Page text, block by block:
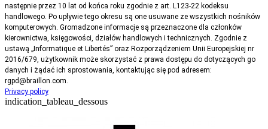
następnie przez 10 lat od końca roku zgodnie z art. L123-22 kodeksu
handlowego. Po upływie tego okresu są one usuwane ze wszystkich nośników
komputerowych. Gromadzone informacje są przeznaczone dla członków
kierownictwa, księgowości, działów handlowych i technicznych. Zgodnie z
ustawą „Informatique et Libertés” oraz Rozporządzeniem Unii Europejskiej nr
2016/679, użytkownik może skorzystać z prawa dostępu do dotyczących go
danych i żądać ich sprostowania, kontaktując się pod adresem:
rgpd@braillon.com.
Privacy policy
indication_tableau_dessous